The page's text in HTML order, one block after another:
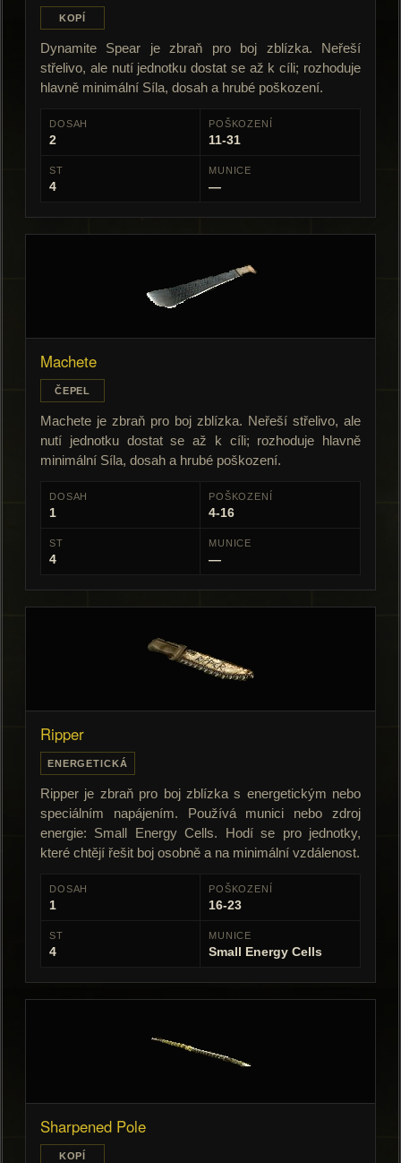
KOPÍ
Dynamite Spear je zbraň pro boj zblízka. Neřeší
střelivo, ale nutí jednotku dostat se až k cíli; rozhoduje
hlavně minimální Síla, dosah a hrubé poškození.
DOSAH
2
POŠKOZENÍ
11-31
ST
4
MUNICE
—
Machete
ČEPEL
Machete je zbraň pro boj zblízka. Neřeší střelivo, ale
nutí jednotku dostat se až k cíli; rozhoduje hlavně
minimální Síla, dosah a hrubé poškození.
DOSAH
1
POŠKOZENÍ
4-16
ST
4
MUNICE
—
Ripper
ENERGETICKÁ
Ripper je zbraň pro boj zblízka s energetickým nebo
speciálním napájením. Používá munici nebo zdroj
energie: Small Energy Cells. Hodí se pro jednotky,
které chtějí řešit boj osobně a na minimální vzdálenost.
DOSAH
1
POŠKOZENÍ
16-23
ST
4
MUNICE
Small Energy Cells
Sharpened Pole
KOPÍ